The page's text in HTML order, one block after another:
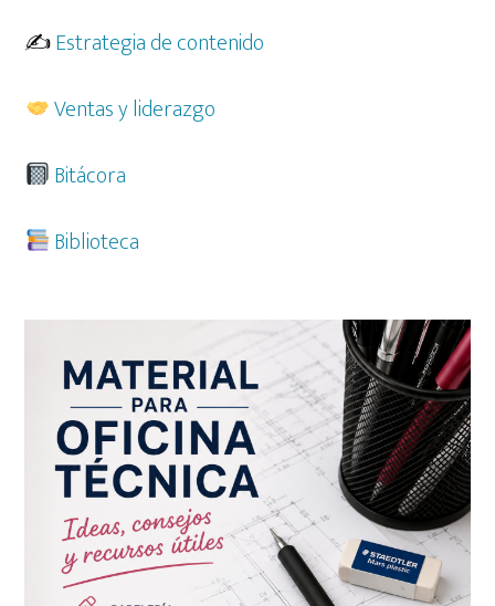
✍️Estrategia de contenido
Ventas y liderazgo
Bitácora
Biblioteca